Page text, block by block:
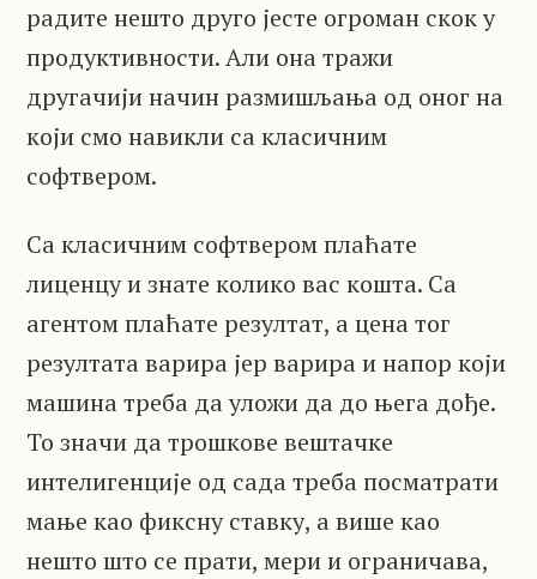
радите нешто друго јесте огроман скок у
продуктивности. Али она тражи
другачији начин размишљања од оног на
који смо навикли са класичним
софтвером.
Са класичним софтвером плаћате
лиценцу и знате колико вас кошта. Са
агентом плаћате резултат, а цена тог
резултата варира јер варира и напор који
машина треба да уложи да до њега дође.
То значи да трошкове вештачке
интелигенције од сада треба посматрати
мање као фиксну ставку, а више као
нешто што се прати, мери и ограничава,